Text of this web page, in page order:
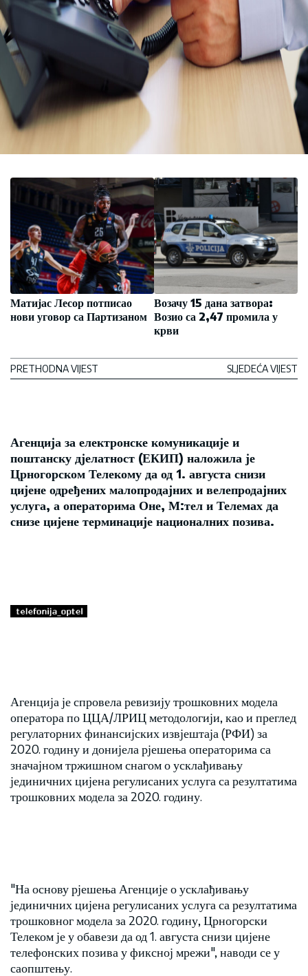
Матијас Лесор потписао
нови уговор са Партизаном
PRETHODNA VIJEST
Возачу 15 дана затвора:
Возио са 2,47 промила у
крви
SLJEDEĆA VIJEST
Агенција за електронске комуникације и
поштанску дјелатност (ЕКИП) наложила је
Црногорском Телекому да од 1. августа снизи
цијене одређених малопродајних и велепродајних
услуга, а операторима Оне, М:тел и Телемах да
снизе цијене терминације националних позива.
Агенција је спровела ревизију трошковних модела
оператора по ЦЦА/ЛРИЦ методологији, као и преглед
регулаторних финансијских извјештаја (РФИ) за
2020. годину и донијела рјешења операторима са
значајном тржишном снагом о усклађивању
јединичних цијена регулисаних услуга са резултатима
трошковних модела за 2020. годину.
"На основу рјешења Агенције о усклађивању
јединичних цијена регулисаних услуга са резултатима
трошковног модела за 2020. годину, Црногорски
Телеком је у обавези да од 1. августа снизи цијене
телефонских позива у фиксној мрежи", наводи се у
саопштењу.